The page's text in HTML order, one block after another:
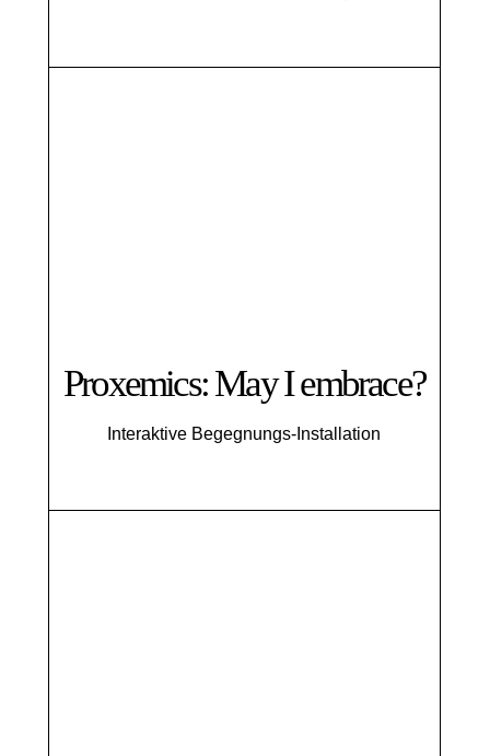
Proxemics: May I embrace?
Interaktive Begegnungs-Installation